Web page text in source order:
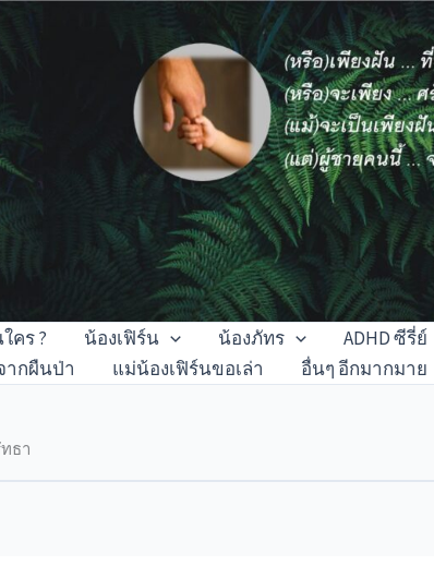
คร ? น้องเฟิร์น น้องภัทร ADHD ซีรี่ย์
ากผืนป่า แม่น้องเฟิร์นขอเล่า อื่นๆ อีกมากมาย
ธา